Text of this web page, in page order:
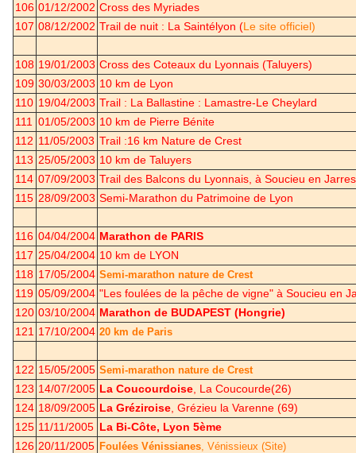
106 01/12/2002 Cross des Myriades
107 08/12/2002 Trail de nuit : La Saintélyon (Le site officiel)
108 19/01/2003 Cross des Coteaux du Lyonnais (Taluyers)
109 30/03/2003 10 km de Lyon
110 19/04/2003 Trail : La Ballastine : Lamastre-Le Cheylard
111
01/05/2003 10 km de Pierre Bénite
112 11/05/2003 Trail :16 km Nature de Crest
113 25/05/2003 10 km de Taluyers
114 07/09/2003 Trail des Balcons du Lyonnais, à Soucieu en
115 28/09/2003 Semi-Marathon du Patrimoine de Lyon
116 04/04/2004 Marathon de PARIS
117 25/04/2004 10 km de LYON
118 17/05/2004 Semi-marathon nature de Crest
119 05/09/2004 "Les foulées de la pêche de vigne" à Soucieu en
120 03/10/2004 Marathon de BUDAPEST (Hongrie)
121 17/10/2004 20 km de Paris
122 15/05/2005 Semi-marathon nature de Crest
123 14/07/2005 La Coucourdoise , La Coucourde(26)
124 18/09/2005 La Gréziroise , Grézieu la Varenne (69)
125 11/11/2005 La Bi-Côte, Lyon 5ème
126 20/11/2005 Foulées Vénissianes, Vénissieux (Site)